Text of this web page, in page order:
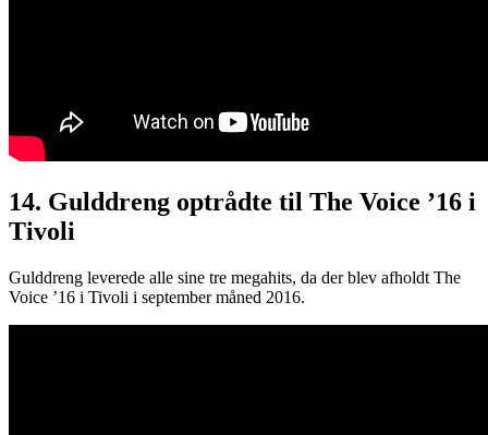
14. Gulddreng optrådte til The Voice ’16 i
Tivoli
Gulddreng leverede alle sine tre megahits, da der blev afholdt The
Voice ’16 i Tivoli i september måned 2016.